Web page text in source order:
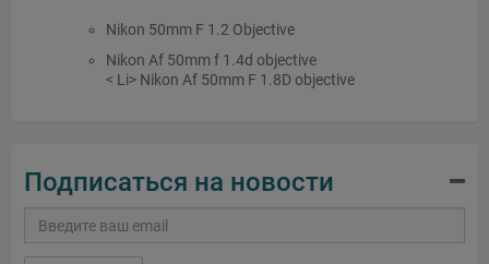
Nikon 50mm F 1.2 Objective
Nikon Af 50mm f 1.4d objective
< Li> Nikon Af 50mm F 1.8D objective
Подписаться на новости